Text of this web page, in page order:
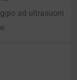
ad ultrasuoni